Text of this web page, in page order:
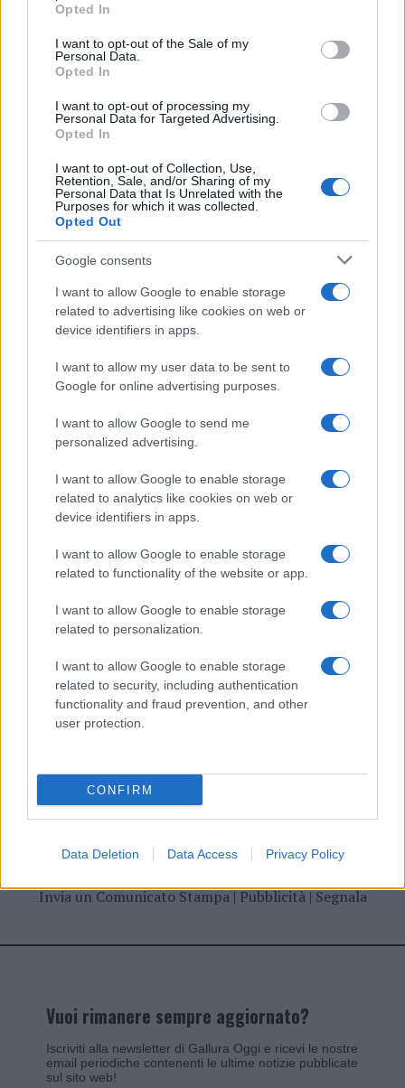
use your data for below specified purposes in below Google
consent section.
Opted In
I want to opt-out of the Sale of my
Personal Data.
Opted In
I want to opt-out of processing my
Personal Data for Targeted Advertising.
Opted In
I want to opt-out of Collection, Use,
Retention, Sale, and/or Sharing of my
Personal Data that Is Unrelated with the
Purposes for which it was collected.
Opted Out
Google consents
I want to allow Google to enable storage
related to advertising like cookies on web or
device identifiers in apps.
I want to allow my user data to be sent to
Google for online advertising purposes.
I want to allow Google to send me
personalized advertising.
I want to allow Google to enable storage
related to analytics like cookies on web or
device identifiers in apps.
I want to allow Google to enable storage
related to functionality of the website or app.
I want to allow Google to enable storage
related to personalization.
I want to allow Google to enable storage
related to security, including authentication
functionality and fraud prevention, and other
user protection.
CONFIRM
Data Deletion Data Access Privacy Policy
NECROLOGIE
Martina Agostina Diturco
I nostri cari
I nostri cari
I nostri cari
Invia un Comunicato Stampa|Pubblicità|Segnala
Vuoi rimanere sempre aggiornato?
Iscriviti alla newsletter di Gallura Oggi e ricevi le nostre
email periodiche contenenti le ultime notizie pubblicate
sul sito web!